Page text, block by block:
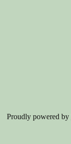
Proudly powered by